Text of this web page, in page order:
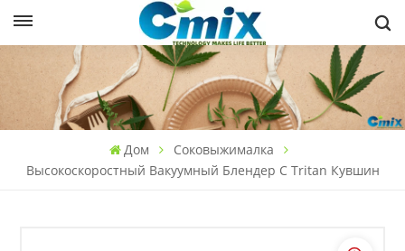
Дом
Соковыжималка
Высокоскоростный Вакуумный Блендер С Tritan Кувшин